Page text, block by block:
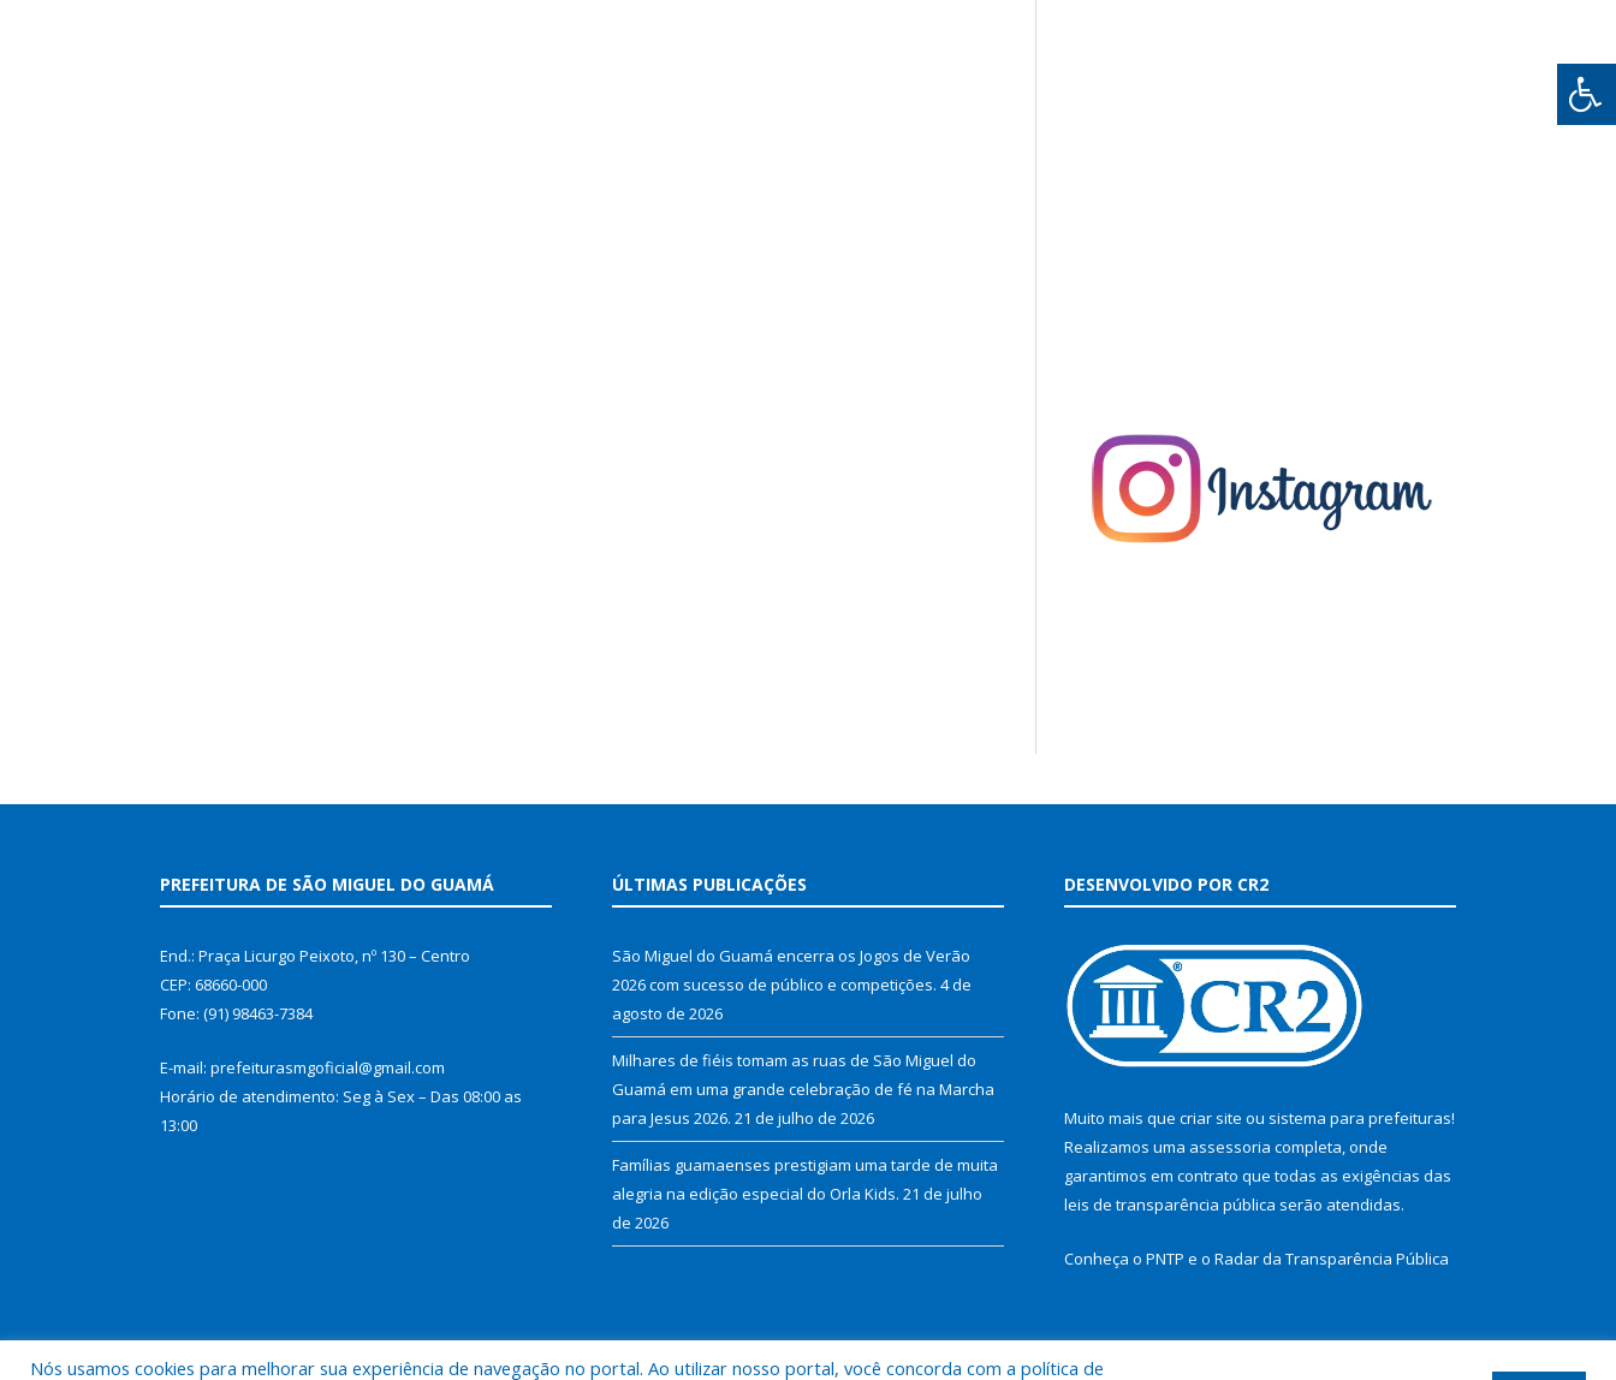
PREFEITURA DE SÃO MIGUEL DO GUAMÁ
End.: Praça Licurgo Peixoto, nº 130 – Centro
CEP: 68660-000
Fone: (91) 98463-7384
E-mail: prefeiturasmgoficial@gmail.com
Horário de atendimento: Seg à Sex – Das 08:00 as
13:00
ÚLTIMAS PUBLICAÇÕES
São Miguel do Guamá encerra os Jogos de Verão
2026 com sucesso de público e competições. 4 de
agosto de 2026
Milhares de fiéis tomam as ruas de São Miguel do
Guamá em uma grande celebração de fé na Marcha
para Jesus 2026. 21 de julho de 2026
Famílias guamaenses prestigiam uma tarde de muita
alegria na edição especial do Orla Kids. 21 de julho
de 2026
DESENVOLVIDO POR CR2
Muito mais que criar site ou sistema para prefeituras!
Realizamos uma assessoria completa, onde
garantimos em contrato que todas as exigências das
leis de transparência pública serão atendidas.
Conheça o PNTP e o Radar da Transparência Pública
Nós usamos cookies para melhorar sua experiência de navegação no portal. Ao utilizar nosso portal, você concorda com a política de